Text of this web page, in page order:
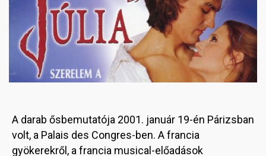
A darab ősbemutatója 2001. január 19-én Párizsban
volt, a Palais des Congres-ben. A francia
gyökerekről, a francia musical-előadások